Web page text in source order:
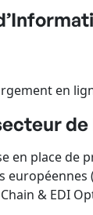
en
en place de
& EDI